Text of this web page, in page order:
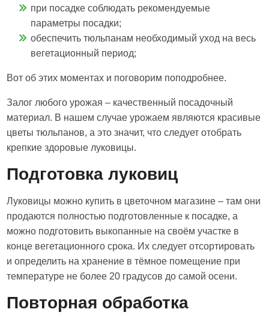
при посадке соблюдать рекомендуемые
параметры посадки;
обеспечить тюльпанам необходимый уход на весь
вегетационный период;
Вот об этих моментах и поговорим поподробнее.
Залог любого урожая – качественный посадочный
материал. В нашем случае урожаем являются красивые
цветы тюльпанов, а это значит, что следует отобрать
крепкие здоровые луковицы.
Подготовка луковиц
Луковицы можно купить в цветочном магазине – там они
продаются полностью подготовленные к посадке, а
можно подготовить выкопанные на своём участке в
конце вегетационного срока. Их следует отсортировать
и определить на хранение в тёмное помещение при
температуре не более 20 градусов до самой осени.
Повторная обработка